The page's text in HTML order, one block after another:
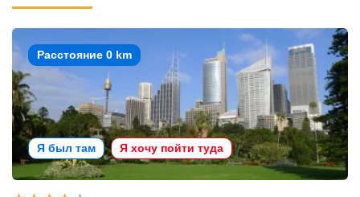
Расстояние 0 km
Я был там Я хочу пойти туда